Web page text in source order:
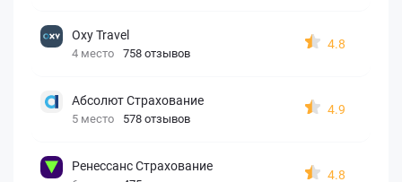
Oxy Travel
4 место 758 отзывов
4.8
Абсолют Страхование
5 место 578 отзывов
4.9
Ренессанс Страхование
4.8